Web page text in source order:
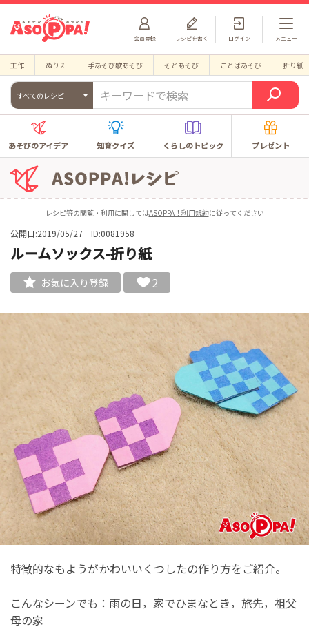
会員登録 ログイン
レシピを書く メニュー
工作 ぬりえ 手あそび歌あそび そとあそび ことばあそび 折り紙
すべてのレシピ
あそびのアイデア 知育クイズ くらしのトピック プレゼント
レシピ等の閲覧・利用に関してはASOPPA！利用規約に従ってください
公開日:2019/05/27 ID:0081958
ルームソックス-折り紙
お気に入り登録 2
特徴的なもようがかわいいくつしたの作り方をご紹介。
こんなシーンでも：雨の日，家でひまなとき，旅先，祖父
母の家